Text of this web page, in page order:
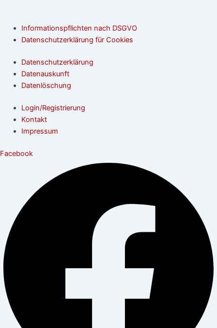
Informationspflichten nach DSGVO
Datenschutzerklärung für Cookies
Datenschutzerklärung
Datenauskunft
Datenlöschung
Login/Registrierung
Kontakt
Impressum
Facebook